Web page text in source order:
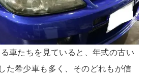
車たちを見ていると、年式の古い
た希少車も多く、そのどれもが信